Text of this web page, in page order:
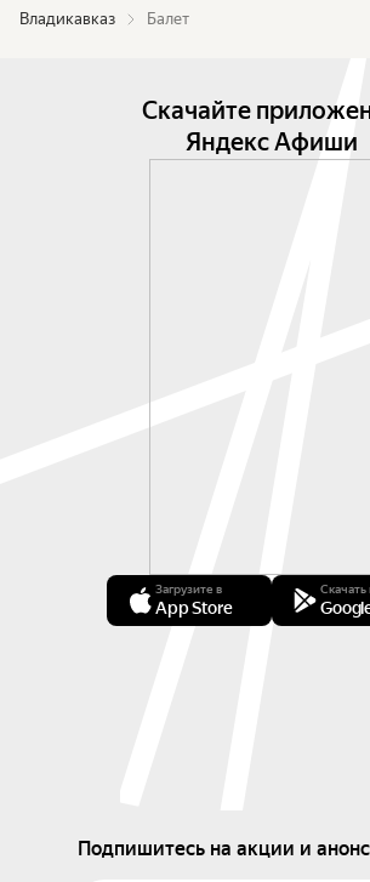
Владикавказ Балет
Скачайте
Яндекс Афиши
Загрузите в
App Store
Скачать
Подпишитесь на акции и